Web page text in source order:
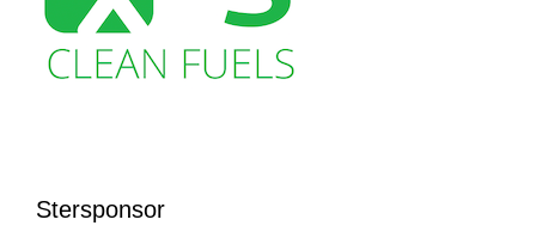
Stersponsor